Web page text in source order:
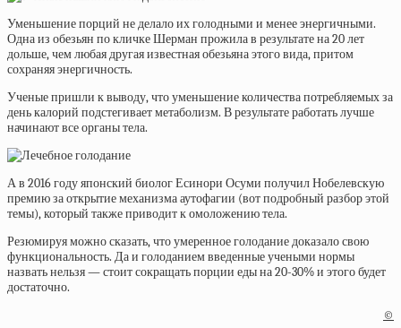
Уменьшение порций не делало их голодными и менее энергичными.
Одна из обезьян по кличке Шерман прожила в результате на 20 лет
дольше, чем любая другая известная обезьяна этого вида, притом
сохраняя энергичность.
Ученые пришли к выводу, что уменьшение количества потребляемых за
день калорий подстегивает метаболизм. В результате работать лучше
начинают все органы тела.
А в 2016 году японский биолог Есинори Осуми получил Нобелевскую
премию за открытие механизма аутофагии (вот подробный разбор этой
темы), который также приводит к омоложению тела.
Резюмируя можно сказать, что умеренное голодание доказало свою
функциональность. Да и голоданием введенные учеными нормы
назвать нельзя — стоит сокращать порции еды на 20-30% и этого будет
достаточно.
©